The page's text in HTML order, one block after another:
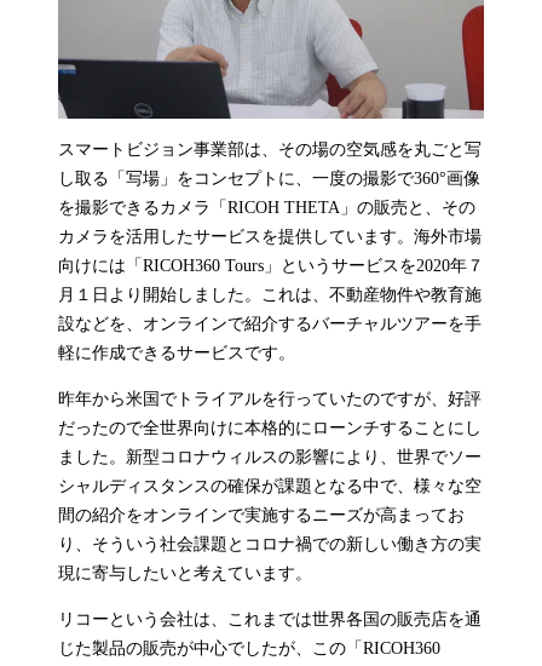
スマートビジョン事業部は、その場の空気感を丸ごと写
し取る「写場」をコンセプトに、一度の撮影で360°画像
を撮影できるカメラ「RICOH THETA」の販売と、その
カメラを活用したサービスを提供しています。海外市場
向けには「RICOH360 Tours」というサービスを2020年７
月１日より開始しました。これは、不動産物件や教育施
設などを、オンラインで紹介するバーチャルツアーを手
軽に作成できるサービスです。
昨年から米国でトライアルを行っていたのですが、好評
だったので全世界向けに本格的にローンチすることにし
ました。新型コロナウィルスの影響により、世界でソー
シャルディスタンスの確保が課題となる中で、様々な空
間の紹介をオンラインで実施するニーズが高まってお
り、そういう社会課題とコロナ禍での新しい働き方の実
現に寄与したいと考えています。
リコーという会社は、これまでは世界各国の販売店を通
じた製品の販売が中心でしたが、この「RICOH360